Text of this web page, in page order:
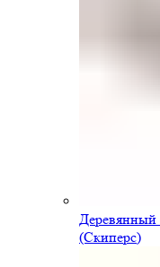
Деревянный
(Скиперс)